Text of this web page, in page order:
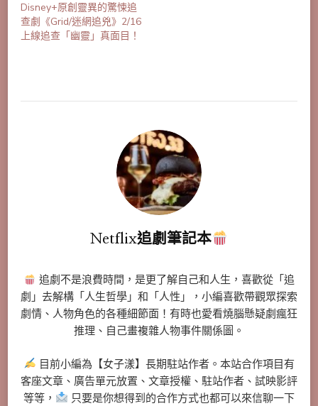
Disney+原創靈異的驚悚追
查劇《Grid/迷網追兇》2/16
上線追查「幽靈」真面目！
Netflix追劇筆記本
追劇不是浪費時間，是更了解自己和人生，喜歡從「追
劇」去解構「人生哲學」和「人性」，小編喜歡帶觀眾探索
劇情、人物角色的各種細節面！有時也愛看燒腦懸疑劇瘋狂
推理、自己畫複雜人物事件關係圖。
目前小編為【女子漾】長期駐站作者。本站合作項目有
客座文章、廣告單元放置、文章授權、駐站作者、試映影評
等等，
只要是你想得到的合作方式也都可以來信聊一下